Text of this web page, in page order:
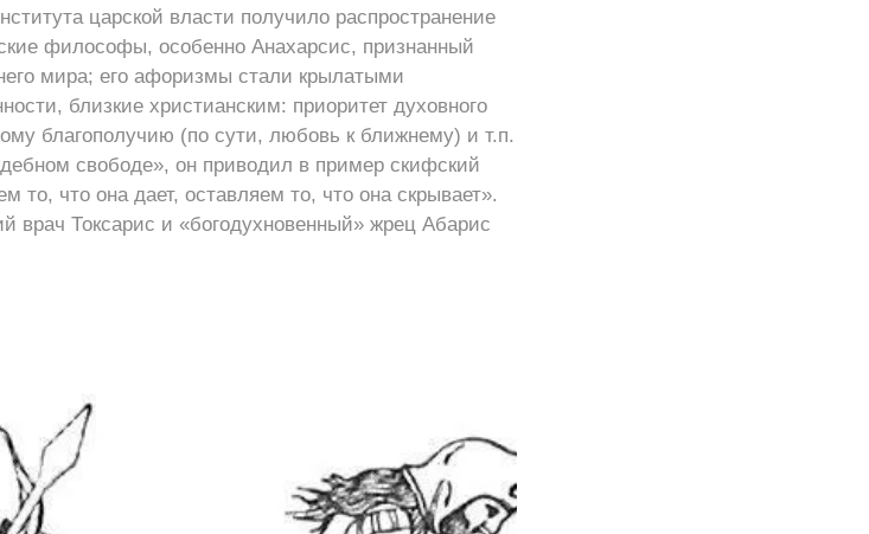
царской власти получило распространение
философы, особенно Анахарсис, признанный
мира; его афоризмы стали крылатыми
близкие христианским: приоритет духовного
благополучию (по сути, любовь к ближнему) и т.п.
свободе», он приводил в пример скифский
что она дает, оставляем то, что она скрывает».
врач Токсарис и «богодухновенный» жрец Абарис